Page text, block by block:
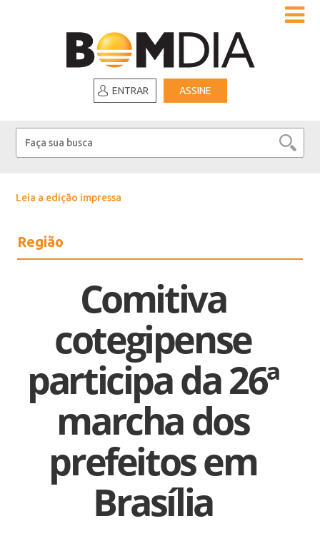
ENTRAR ASSINE
Leia a edição impressa
Região
Comitiva
cotegipense
participa da 26ª
marcha dos
prefeitos em
Brasília